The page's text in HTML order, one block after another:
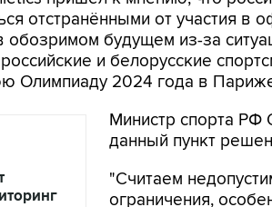
отстранёнными от участия в
обозримом будущем из-за
и белорусские
Олимпиаду 2024 года в
Министр спорта РФ
данный пункт
"Считаем
ограничения,